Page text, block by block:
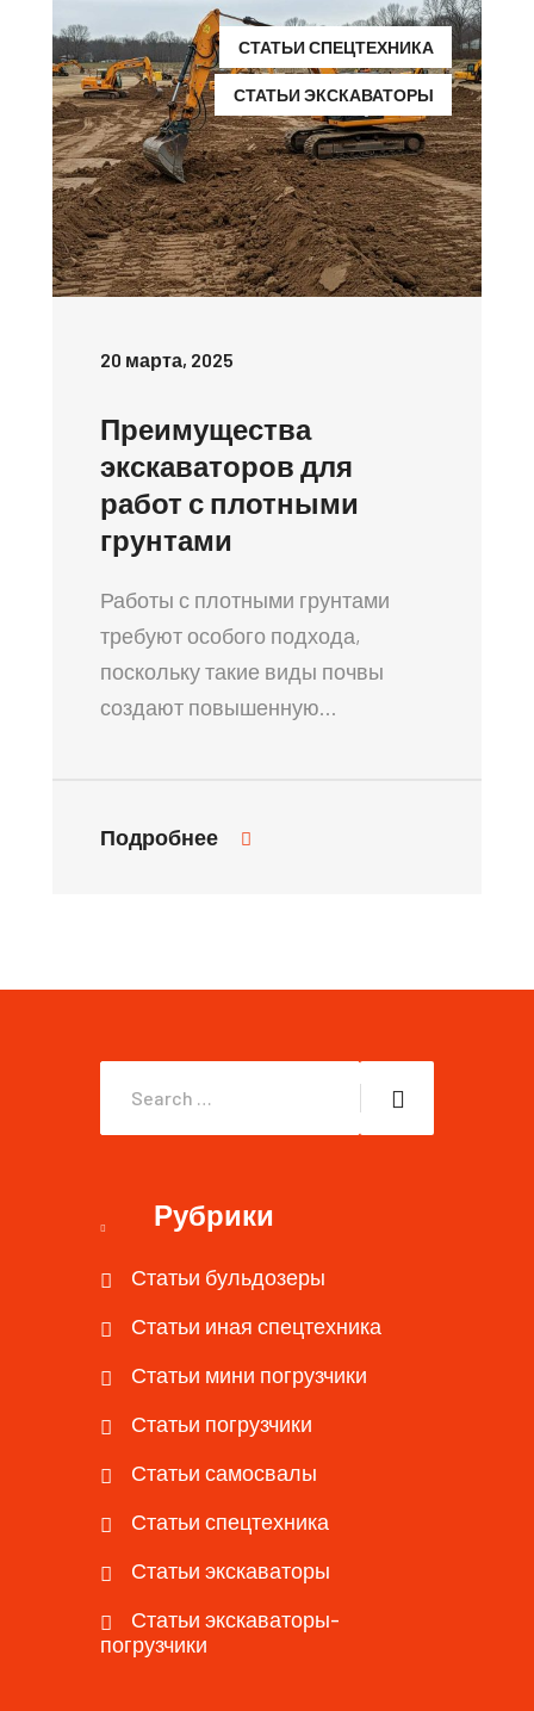
СТАТЬИ СПЕЦТЕХНИКА
СТАТЬИ ЭКСКАВАТОРЫ
20 марта, 2025
Преимущества
экскаваторов для
работ с плотными
грунтами
Работы с плотными грунтами
требуют особого подхода,
поскольку такие виды почвы
создают повышенную…
Подробнее
Рубрики
Статьи бульдозеры
Статьи иная спецтехника
Статьи мини погрузчики
Статьи погрузчики
Статьи самосвалы
Статьи спецтехника
Статьи экскаваторы
Статьи экскаваторы-
погрузчики